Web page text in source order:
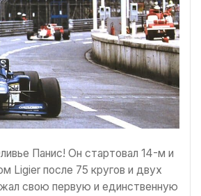
Панис! Он стартовал 14-м и
Ligier после 75 кругов и двух
свою первую и единственную